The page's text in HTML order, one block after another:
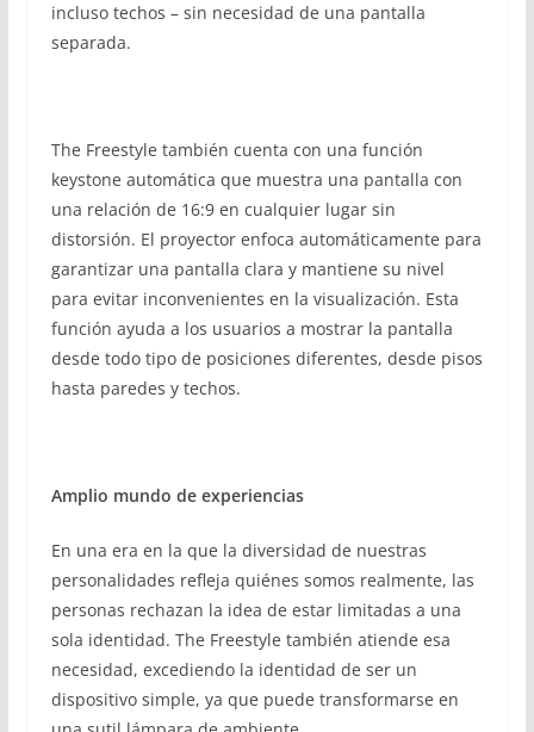
incluso techos – sin necesidad de una pantalla
separada.
The Freestyle también cuenta con una función
keystone automática que muestra una pantalla con
una relación de 16:9 en cualquier lugar sin
distorsión. El proyector enfoca automáticamente para
garantizar una pantalla clara y mantiene su nivel
para evitar inconvenientes en la visualización. Esta
función ayuda a los usuarios a mostrar la pantalla
desde todo tipo de posiciones diferentes, desde pisos
hasta paredes y techos.
Amplio mundo de experiencias
En una era en la que la diversidad de nuestras
personalidades refleja quiénes somos realmente, las
personas rechazan la idea de estar limitadas a una
sola identidad. The Freestyle también atiende esa
necesidad, excediendo la identidad de ser un
dispositivo simple, ya que puede transformarse en